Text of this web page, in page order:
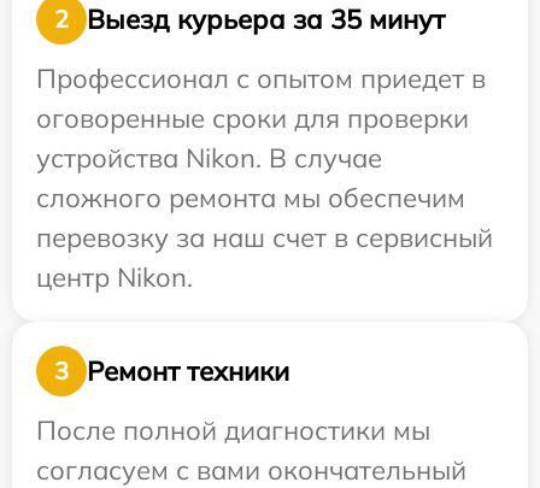
2
Выезд курьера за 35 минут
Профессионал с опытом приедет в
оговоренные сроки для проверки
устройства Nikon. В случае
сложного ремонта мы обеспечим
перевозку за наш счет в сервисный
центр Nikon.
3
Ремонт техники
После полной диагностики мы
согласуем с вами окончательный